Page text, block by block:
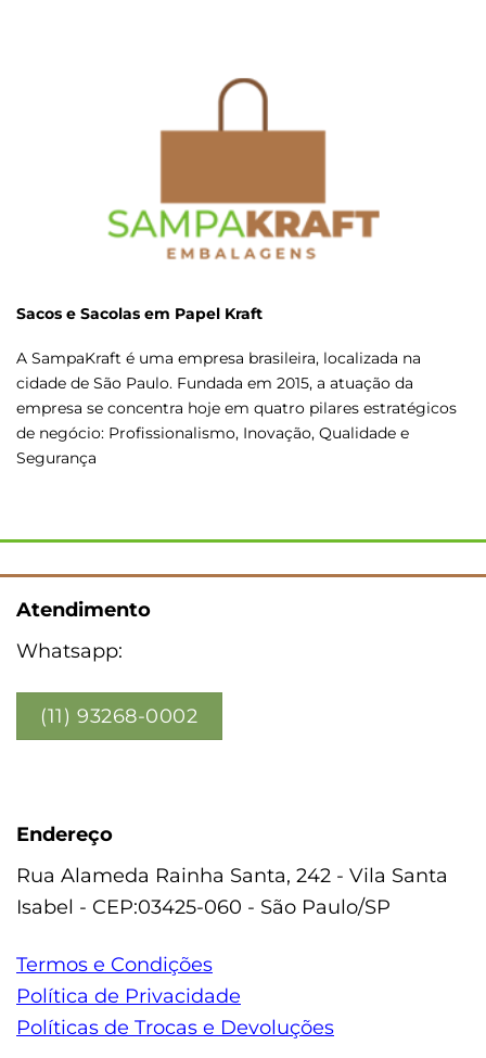
Sacos e Sacolas em Papel Kraft
A SampaKraft é uma empresa brasileira, localizada na
cidade de São Paulo. Fundada em 2015, a atuação da
empresa se concentra hoje em quatro pilares estratégicos
de negócio: Profissionalismo, Inovação, Qualidade e
Segurança
Atendimento
Whatsapp:
(11) 93268-0002
Endereço
Rua Alameda Rainha Santa, 242 - Vila Santa
Isabel - CEP:03425-060 - São Paulo/SP
Termos e Condições
Política de Privacidade
Políticas de Trocas e Devoluções